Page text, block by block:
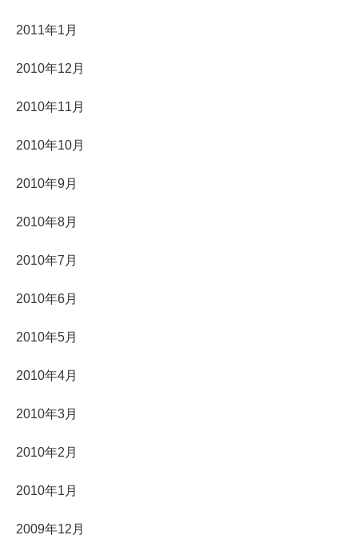
2011年1月
2010年12月
2010年11月
2010年10月
2010年9月
2010年8月
2010年7月
2010年6月
2010年5月
2010年4月
2010年3月
2010年2月
2010年1月
2009年12月